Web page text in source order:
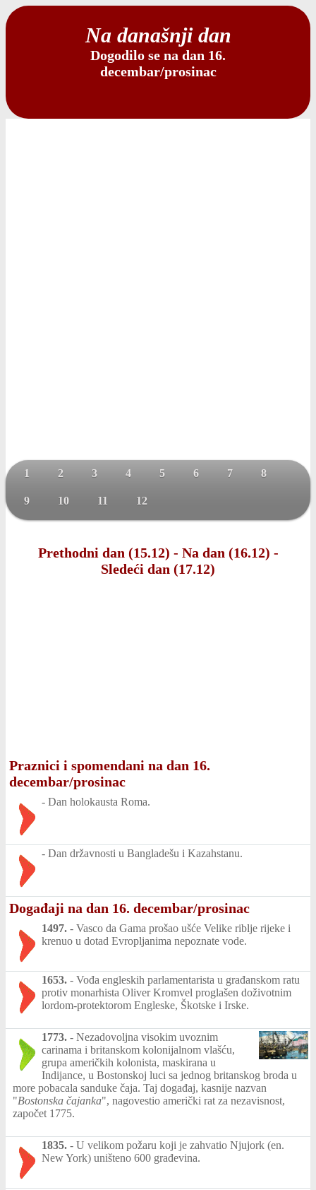
Na današnji dan
Dogodilo se na dan 16.
decembar/prosinac
1 2 3 4 5 6 7 8
9 10 11 12
Prethodni dan (15.12) - Na dan (16.12) -
Sledeći dan (17.12)
Praznici i spomendani na dan 16.
decembar/prosinac
- Dan holokausta Roma.
- Dan državnosti u Bangladešu i Kazahstanu.
Događaji na dan 16. decembar/prosinac
1497. - Vasco da Gama prošao ušće Velike riblje rijeke i
krenuo u dotad Evropljanima nepoznate vode.
1653. - Vođa engleskih parlamentarista u građanskom ratu
protiv monarhista Oliver Kromvel proglašen doživotnim
lordom-protektorom Engleske, Škotske i Irske.
1773. - Nezadovoljna visokim uvoznim
carinama i britanskom kolonijalnom vlašću,
grupa američkih kolonista, maskirana u
Indijance, u Bostonskoj luci sa jednog britanskog broda u
more pobacala sanduke čaja. Taj događaj, kasnije nazvan
"Bostonska čajanka", nagovestio američki rat za nezavisnost,
započet 1775.
1835. - U velikom požaru koji je zahvatio Njujork (en.
New York) uništeno 600 građevina.